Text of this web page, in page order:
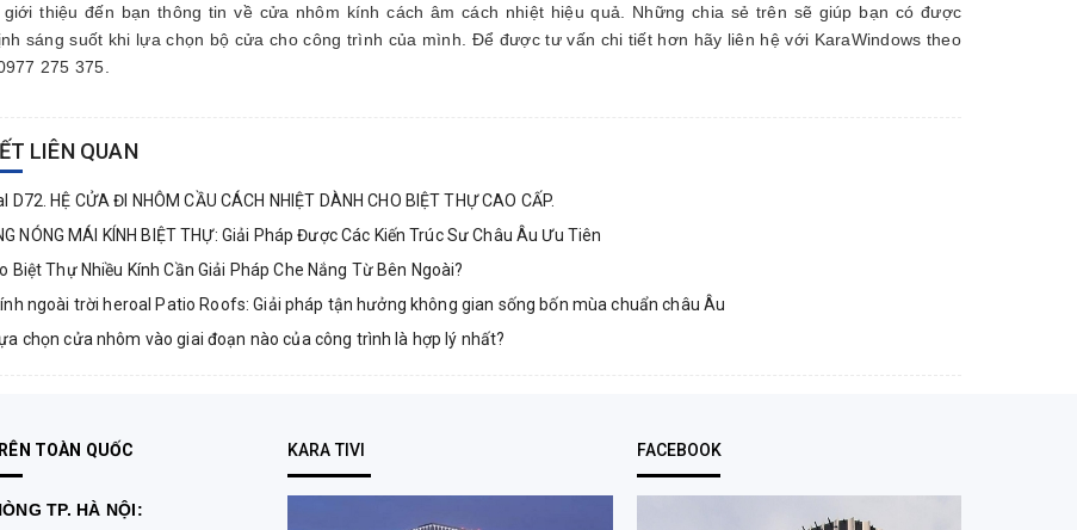
giới thiệu đến bạn thông tin về cửa nhôm kính cách âm cách nhiệt hiệu quả. Những chia sẻ trên sẽ giúp bạn có được
sáng suốt khi lựa chọn bộ cửa cho công trình của mình. Để được tư vấn chi tiết hơn hãy liên hệ với KaraWindows theo
275 375.
LIÊN QUAN
D72. HỆ CỬA ĐI NHÔM CẦU CÁCH NHIỆT DÀNH CHO BIỆT THỰ CAO CẤP.
NÓNG MÁI KÍNH BIỆT THỰ: Giải Pháp Được Các Kiến Trúc Sư Châu Âu Ưu Tiên
Biệt Thự Nhiều Kính Cần Giải Pháp Che Nắng Từ Bên Ngoài?
ngoài trời heroal Patio Roofs: Giải pháp tận hưởng không gian sống bốn mùa chuẩn châu Âu
chọn cửa nhôm vào giai đoạn nào của công trình là hợp lý nhất?
TOÀN QUỐC
TP. HÀ NỘI:
KARA TIVI FACEBOOK